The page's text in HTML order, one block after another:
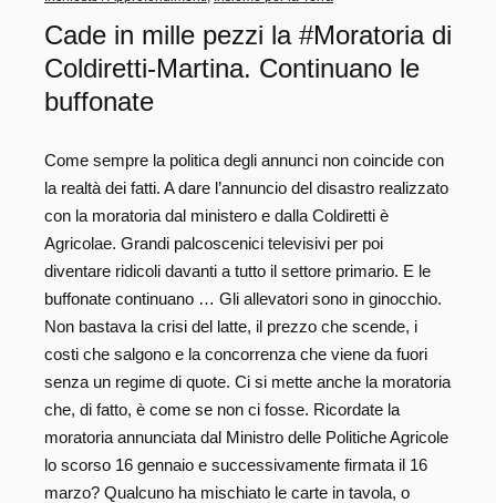
Cade in mille pezzi la #Moratoria di
Coldiretti-Martina. Continuano le
buffonate
Come sempre la politica degli annunci non coincide con
la realtà dei fatti. A dare l’annuncio del disastro realizzato
con la moratoria dal ministero e dalla Coldiretti è
Agricolae. Grandi palcoscenici televisivi per poi
diventare ridicoli davanti a tutto il settore primario. E le
buffonate continuano … Gli allevatori sono in ginocchio.
Non bastava la crisi del latte, il prezzo che scende, i
costi che salgono e la concorrenza che viene da fuori
senza un regime di quote. Ci si mette anche la moratoria
che, di fatto, è come se non ci fosse. Ricordate la
moratoria annunciata dal Ministro delle Politiche Agricole
lo scorso 16 gennaio e successivamente firmata il 16
marzo? Qualcuno ha mischiato le carte in tavola, o